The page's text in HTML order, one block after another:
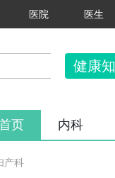
医院 医生
健康
页 内科
产科